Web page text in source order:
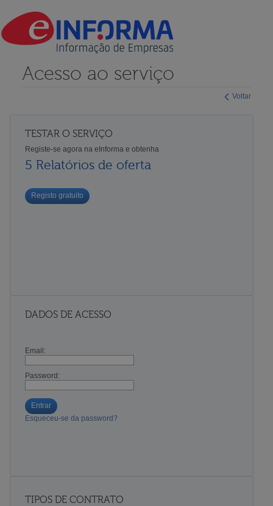
Voltar
Acesso ao serviço
TESTAR O SERVIÇO
Registe-se agora na eInforma e obtenha
5 Relatórios de oferta
Registo gratuito
DADOS DE ACESSO
Email:
Password:
Entrar
Esqueceu-se da password?
TIPOS DE CONTRATO